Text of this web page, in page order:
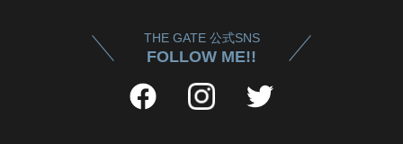
THE GATE 公式SNS
FOLLOW ME!!